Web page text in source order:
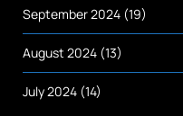
September 2024 (19)
August 2024 (13)
July 2024 (14)